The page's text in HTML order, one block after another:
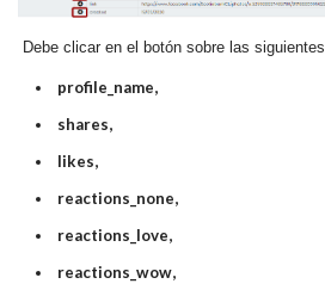
Debe clicar en el botón sobre las siguientes
profile_name,
shares,
likes,
reactions_none,
reactions_love,
reactions_wow,